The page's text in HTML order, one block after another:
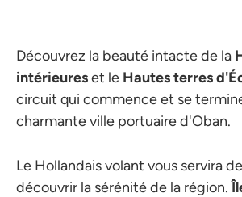
Découvrez la beauté intacte de la
intérieureset le Hautes terres
circuit qui commence et se
charmante ville portuaire d'Oban.
Le Hollandais volant vous servira
découvrir la sérénité de la région.